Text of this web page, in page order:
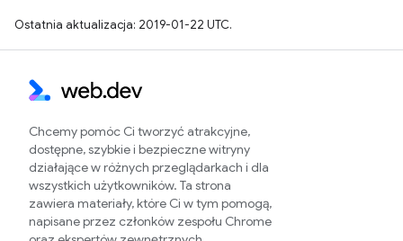
Ostatnia aktualizacja: 2019-01-22 UTC.
Chcemy pomóc Ci tworzyć atrakcyjne,
dostępne, szybkie i bezpieczne witryny
działające w różnych przeglądarkach i dla
wszystkich użytkowników. Ta strona
zawiera materiały, które Ci w tym pomogą,
napisane przez członków zespołu Chrome